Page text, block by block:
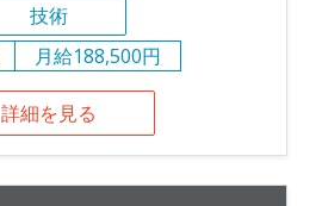
技術
月給188,500円
詳細を見る